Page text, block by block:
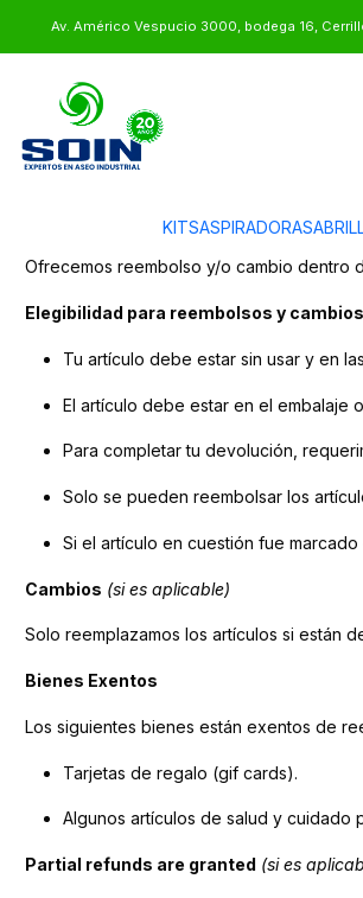
KITSASPIRADORAS
Av. Américo Vespucio 3000, bodega 16,
Inicio Política de reembolso
Política de reembolso
¡Gracias por comprar en soin!
Ofrecemos reembolso y/o cambio dentro
Elegibilidad para reembolsos y cambios
Tu artículo debe estar sin usar y en
El artículo debe estar en el embalaje
Para completar tu devolución,
Solo se pueden reembolsar los
Si el artículo en cuestión fue
Cambios (si es aplicable)
Solo reemplazamos los artículos si están
Bienes Exentos
Los siguientes bienes están exentos de
Tarjetas de regalo (gif cards).
Algunos artículos de salud y cuidado
Partial refunds are granted (si es